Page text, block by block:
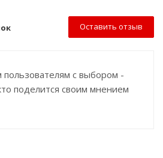
Оставить отзыв
с выбором -
поделится своим мнением